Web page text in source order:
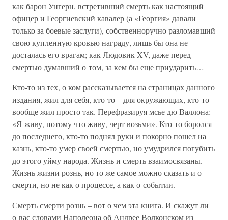
как барон Унгерн, встретивший смерть как настоящий
офицер и Георгиевский кавалер (а «Георгия» давали
только за боевые заслуги), собственноручно разломавший
свою купленную кровью награду, лишь бы она не
досталась его врагам; как Людовик XV, даже перед
смертью думавший о том, за кем бы еще приударить…
Кто-то из тех, о ком рассказывается на страницах данного
издания, жил для себя, кто-то – для окружающих, кто-то
вообще жил просто так. Перефразируя мсье дю Валлона:
«Я живу, потому что живу, черт возьми». Кто-то боролся
до последнего, кто-то поднял руки и покорно пошел на
казнь, кто-то умер своей смертью, но умудрился погубить
до этого уйму народа. Жизнь и смерть взаимосвязаны.
Жизнь жизни рознь, но то же самое можно сказать и о
смерти, но не как о процессе, а как о событии.
Смерть смерти рознь – вот о чем эта книга. И скажут ли
о вас словами Наполеона об Андрее Волконском из